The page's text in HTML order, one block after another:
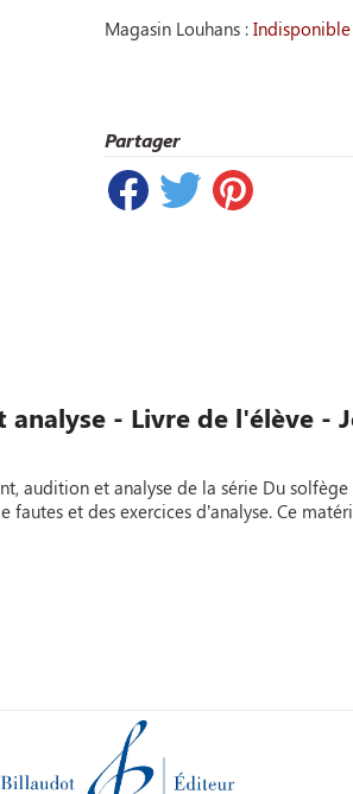
Magasin Louhans : Indisponible
Partager
- Livre de l'élève -
audition et analyse de la série Du solfège
et des exercices d’analyse. Ce